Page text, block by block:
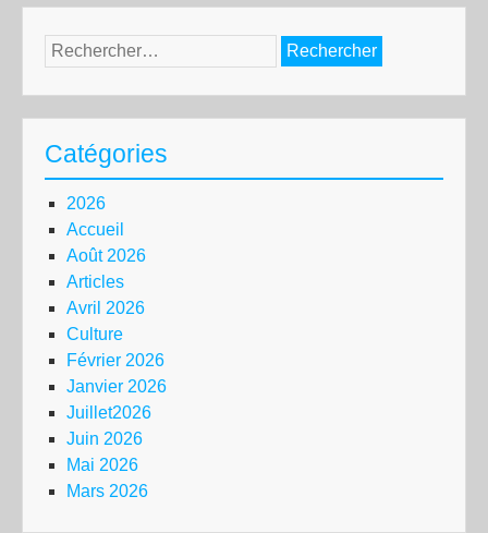
Rechercher :
Catégories
2026
Accueil
Août 2026
Articles
Avril 2026
Culture
Février 2026
Janvier 2026
Juillet2026
Juin 2026
Mai 2026
Mars 2026